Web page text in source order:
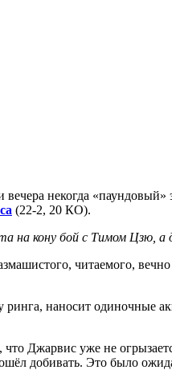
вечера некогда
(22-2, 20 КО).
на кону бой с Тимом Цзю,
читаемого,
наносит одиночные
Джарвис уже не
добивать. Это было